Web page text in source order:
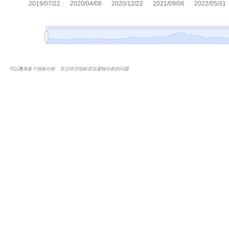
可以叠加多个指标分析，关注经济指标背后逻辑分析的问题